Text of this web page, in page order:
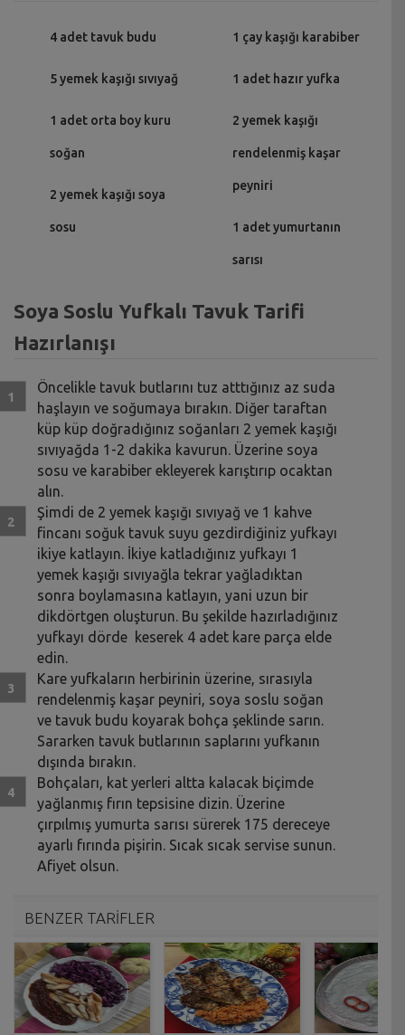
4 adet tavuk budu
5 yemek kaşığı sıvıyağ
1 adet orta boy kuru
soğan
2 yemek kaşığı soya
sosu
1 çay kaşığı karabiber
1 adet hazır yufka
2 yemek kaşığı
rendelenmiş kaşar
peyniri
1 adet yumurtanın
sarısı
Soya Soslu Yufkalı Tavuk Tarifi
Hazırlanışı
Öncelikle tavuk butlarını tuz atttığınız az suda
haşlayın ve soğumaya bırakın. Diğer taraftan
küp küp doğradığınız soğanları 2 yemek kaşığı
sıvıyağda 1-2 dakika kavurun. Üzerine soya
sosu ve karabiber ekleyerek karıştırıp ocaktan
alın.
Şimdi de 2 yemek kaşığı sıvıyağ ve 1 kahve
fincanı soğuk tavuk suyu gezdirdiğiniz yufkayı
ikiye katlayın. İkiye katladığınız yufkayı 1
yemek kaşığı sıvıyağla tekrar yağladıktan
sonra boylamasına katlayın, yani uzun bir
dikdörtgen oluşturun. Bu şekilde hazırladığınız
yufkayı dörde keserek 4 adet kare parça elde
edin.
Kare yufkaların herbirinin üzerine, sırasıyla
rendelenmiş kaşar peyniri, soya soslu soğan
ve tavuk budu koyarak bohça şeklinde sarın.
Sararken tavuk butlarının saplarını yufkanın
dışında bırakın.
Bohçaları, kat yerleri altta kalacak biçimde
yağlanmış fırın tepsisine dizin. Üzerine
çırpılmış yumurta sarısı sürerek 175 dereceye
ayarlı fırında pişirin. Sıcak sıcak servise sunun.
Afiyet olsun.
BENZER TARİFLER